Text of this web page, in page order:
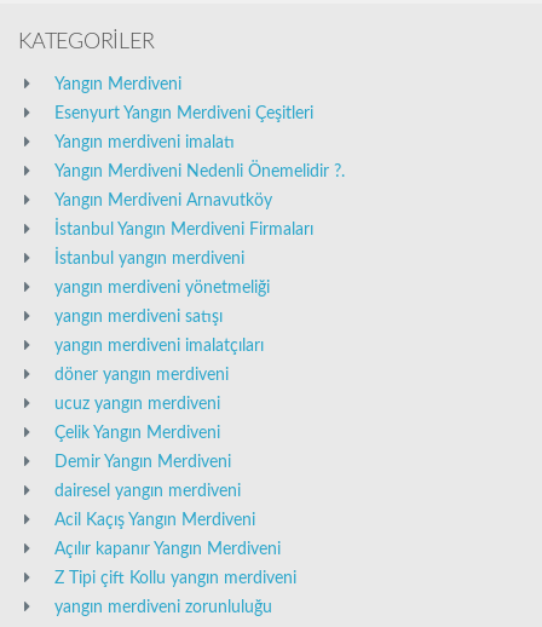
KATEGORİLER
Yangın Merdiveni
Esenyurt Yangın Merdiveni Çeşitleri
Yangın merdiveni imalatı
Yangın Merdiveni Nedenli Önemelidir ?.
Yangın Merdiveni Arnavutköy
İstanbul Yangın Merdiveni Firmaları
İstanbul yangın merdiveni
yangın merdiveni yönetmeliği
yangın merdiveni satışı
yangın merdiveni imalatçıları
döner yangın merdiveni
ucuz yangın merdiveni
Çelik Yangın Merdiveni
Demir Yangın Merdiveni
dairesel yangın merdiveni
Acil Kaçış Yangın Merdiveni
Açılır kapanır Yangın Merdiveni
Z Tipi çift Kollu yangın merdiveni
yangın merdiveni zorunluluğu